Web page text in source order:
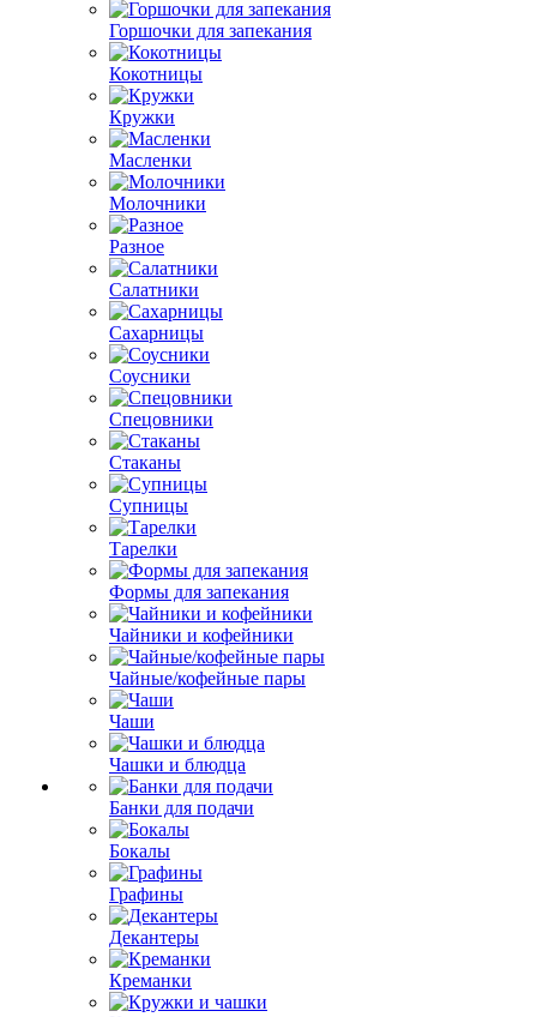
Горшочки для запекания
Кокотницы
Кружки
Масленки
Молочники
Разное
Салатники
Сахарницы
Соусники
Спецовники
Стаканы
Супницы
Тарелки
Формы для запекания
Чайники и кофейники
Чайные/кофейные пары
Чаши
Чашки и блюдца
Банки для подачи
Бокалы
Графины
Декантеры
Креманки